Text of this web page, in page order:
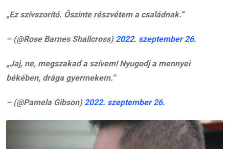
„Ez szívszorító. Őszinte részvétem a családnak.”
– (@Rose Barnes Shallcross) 2022. szeptember 26.
„Jaj, ne, megszakad a szívem! Nyugodj a mennyei
békében, drága gyermekem.”
– (@Pamela Gibson) 2022. szeptember 26.